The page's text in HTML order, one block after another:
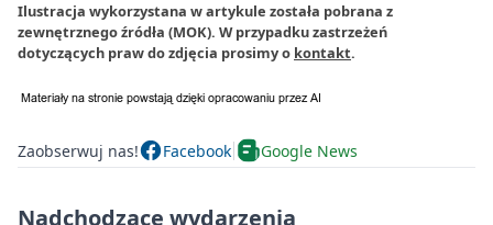
Ilustracja wykorzystana w artykule została pobrana z
zewnętrznego źródła (MOK). W przypadku zastrzeżeń
dotyczących praw do zdjęcia prosimy o kontakt.
Zaobserwuj nas! Facebook Google News
Nadchodzące wydarzenia